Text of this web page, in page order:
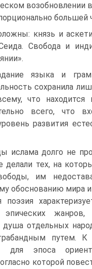
возобновлении
большей
князь и
Свобода и
языка и
сохранила
что
всего, что
развития
ислама долго не
делали тех, на
им
обоснованию мира и
поэзия
эпических
душа отдельных
путем.
для эпоса
которой